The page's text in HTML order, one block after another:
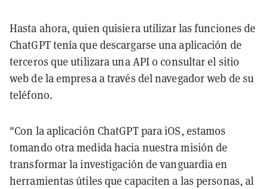
Hasta ahora, quien quisiera utilizar las funciones de
ChatGPT tenía que descargarse una aplicación de
terceros que utilizara una API o consultar el sitio
web de la empresa a través del navegador web de su
teléfono.
"Con la aplicación ChatGPT para iOS, estamos
tomando otra medida hacia nuestra misión de
transformar la investigación de vanguardia en
herramientas útiles que capaciten a las personas, al